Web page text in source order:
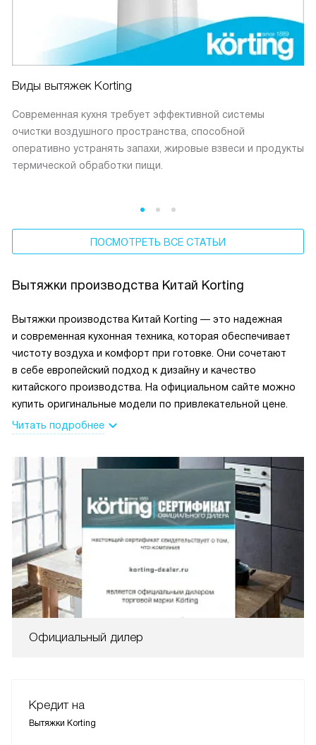
Виды вытяжек Korting
Современная кухня требует эффективной системы
очистки воздушного пространства, способной
оперативно устранять запахи, жировые взвеси и продукты
термической обработки пищи.
ПОСМОТРЕТЬ ВСЕ СТАТЬИ
Вытяжки производства Китай Korting
Вытяжки производства Китай Korting — это надежная
и современная кухонная техника, которая обеспечивает
чистоту воздуха и комфорт при готовке. Они сочетают
в себе европейский подход к дизайну и качество
китайского производства. На официальном сайте можно
купить оригинальные модели по привлекательной цене.
Читать подробнее
Официальный дилер
Кредит на
Вытяжки Korting